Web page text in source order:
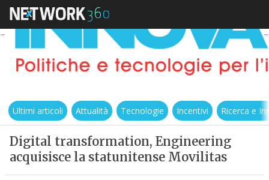
Ultimi articoli Attualità Tecnologie Incentivi Ricerca e
Digital transformation, Engineering
acquisisce la statunitense Movilitas